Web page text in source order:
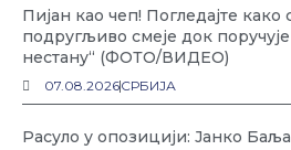
Пијан као чеп! Погледајте како
подругљиво смеје док
нестану“ (ФОТО/ВИДЕО)
07.08.2026СРБИЈА
Расуло у опозицији: Јанко